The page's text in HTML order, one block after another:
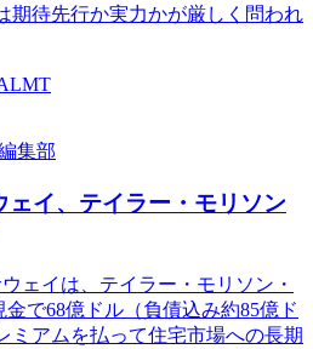
期待先行か実力かが厳しく問われ
LMT
集部
イ、テイラー・モリソン
ェイは、テイラー・モリソン・
で68億ドル（負債込み約85億ド
ミアムを払って住宅市場への長期